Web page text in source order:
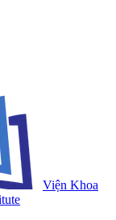
Viện Khoa